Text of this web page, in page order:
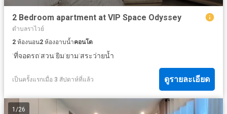
2 Bedroom apartment at VIP Space Odyssey
ตำบลราไวย์
2 ห้องนอน2 ห้องอาบน้ำคอนโด
·ที่จอดรถ·สวน·ยิม·ยาม·สระว่ายน้ำ
เป็นครั้งแรกเมื่อ 3 สัปดาห์ที่แล้ว ดูรายละเอียด
1 /26